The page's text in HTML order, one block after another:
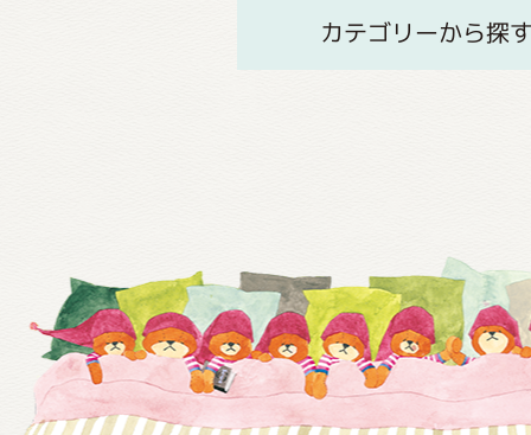
カテゴリーから探